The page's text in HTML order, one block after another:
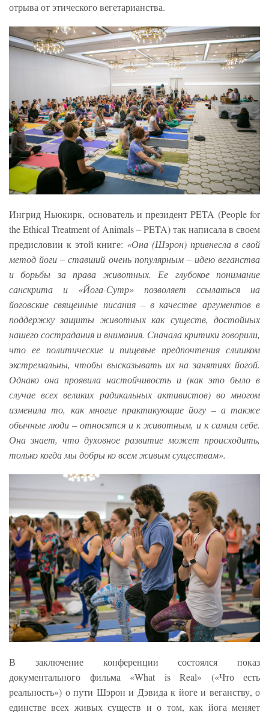
отрыва от этического вегетарианства.
Ингрид Ньюкирк, основатель и президент PETA (People for
the Ethical Treatment of Animals – PETA) так написала в своем
предисловии к этой книге: «Она (Шэрон) привнесла в свой
метод йоги – ставший очень популярным – идею веганства
и борьбы за права животных. Ее глубокое понимание
санскрита и «Йога-Сутр» позволяет ссылаться на
йоговские священные писания – в качестве аргументов в
поддержку защиты животных как существ, достойных
нашего сострадания и внимания. Сначала критики говорили,
что ее политические и пищевые предпочтения слишком
экстремальны, чтобы высказывать их на занятиях йогой.
Однако она проявила настойчивость и (как это было в
случае всех великих радикальных активистов) во многом
изменила то, как многие практикующие йогу – а также
обычные люди – относятся и к животным, и к самим себе.
Она знает, что духовное развитие может происходить,
только когда мы добры ко всем живым существам».
В заключение конференции состоялся показ
документального фильма «What is Real» («Что есть
реальность») о пути Шэрон и Дэвида к йоге и веганству, о
единстве всех живых существ и о том, как йога меняет